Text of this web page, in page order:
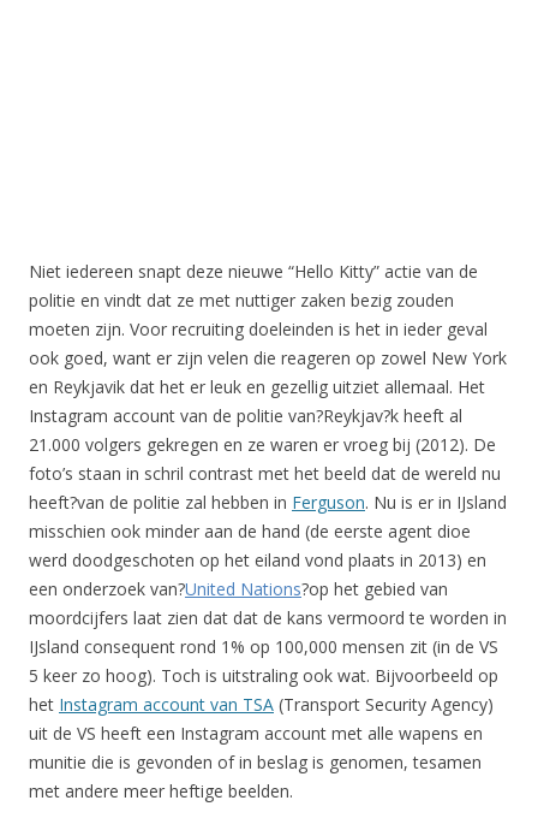
Niet iedereen snapt deze nieuwe “Hello Kitty” actie van de
politie en vindt dat ze met nuttiger zaken bezig zouden
moeten zijn. Voor recruiting doeleinden is het in ieder geval
ook goed, want er zijn velen die reageren op zowel New York
en Reykjavik dat het er leuk en gezellig uitziet allemaal. Het
Instagram account van de politie van?Reykjav?k heeft al
21.000 volgers gekregen en ze waren er vroeg bij (2012). De
foto’s staan in schril contrast met het beeld dat de wereld nu
heeft?van de politie zal hebben in Ferguson. Nu is er in IJsland
misschien ook minder aan de hand (de eerste agent dioe
werd doodgeschoten op het eiland vond plaats in 2013) en
een onderzoek van?United Nations?op het gebied van
moordcijfers laat zien dat dat de kans vermoord te worden in
IJsland consequent rond 1% op 100,000 mensen zit (in de VS
5 keer zo hoog). Toch is uitstraling ook wat. Bijvoorbeeld op
het Instagram account van TSA (Transport Security Agency)
uit de VS heeft een Instagram account met alle wapens en
munitie die is gevonden of in beslag is genomen, tesamen
met andere meer heftige beelden.